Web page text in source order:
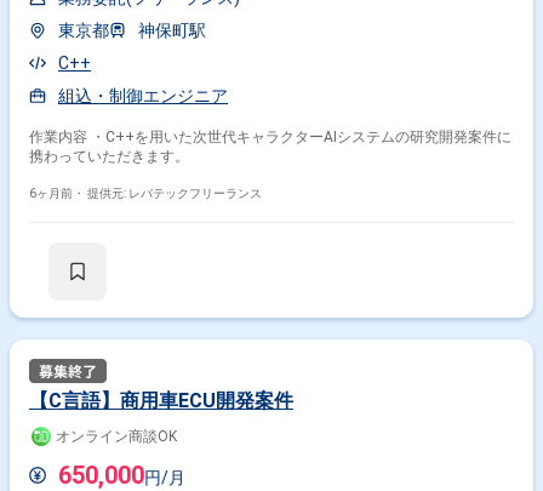
東京都
神保町駅
C++
組込・制御エンジニア
作業内容 ・C++を用いた次世代キャラクターAIシステムの研究開発案件に
携わっていただきます。
6ヶ月前・ 提供元: レバテックフリーランス
【C言語】商用車ECU開発案件
オンライン商談OK
650,000円/月